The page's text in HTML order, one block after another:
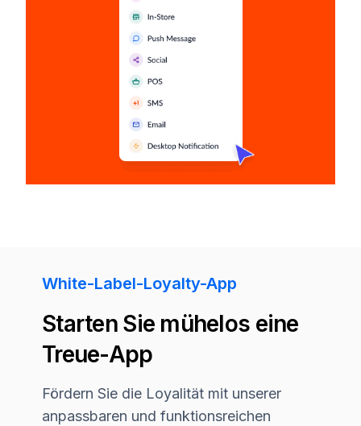
White-Label-Loyalty-App
Starten Sie mühelos eine
Treue-App
Fördern Sie die Loyalität mit unserer
anpassbaren und funktionsreichen